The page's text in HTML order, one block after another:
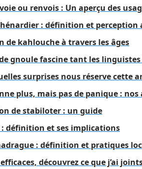
ou renvois : Un aperçu des
: définition et perception
kahlouche à travers les âges
gnoule fascine tant les linguistes
surprises nous réserve cette
plus, mais pas de panique :
de stabiloter : un guide
: définition et ses implications
: définition et pratiques
découvrez ce que j’ai